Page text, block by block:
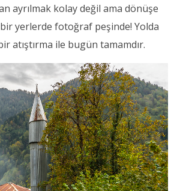
ayrılmak kolay değil ama dönüşe
yerlerde fotoğraf peşinde! Yolda
atıştırma ile bugün tamamdır.